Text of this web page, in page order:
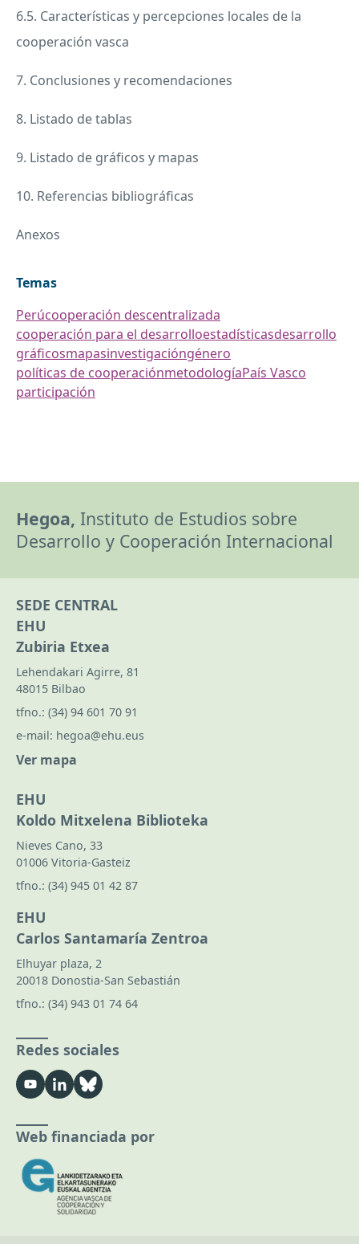
6.5. Características y percepciones locales de la
cooperación vasca
7. Conclusiones y recomendaciones
8. Listado de tablas
9. Listado de gráficos y mapas
10. Referencias bibliográficas
Anexos
Temas
Perúcooperación descentralizada
cooperación para el desarrolloestadísticasdesarrollo
gráficosmapasinvestigacióngénero
políticas de cooperaciónmetodologíaPaís Vasco
participación
Hegoa, Instituto de Estudios sobre
Desarrollo y Cooperación Internacional
SEDE CENTRAL
EHU
Zubiria Etxea
Lehendakari Agirre, 81
48015 Bilbao
tfno.: (34) 94 601 70 91
e-mail: hegoa@ehu.eus
Ver mapa
EHU
Koldo Mitxelena Biblioteka
Nieves Cano, 33
01006 Vitoria-Gasteiz
tfno.: (34) 945 01 42 87
EHU
Carlos Santamaría Zentroa
Elhuyar plaza, 2
20018 Donostia-San Sebastián
tfno.: (34) 943 01 74 64
Redes sociales
Web financiada por